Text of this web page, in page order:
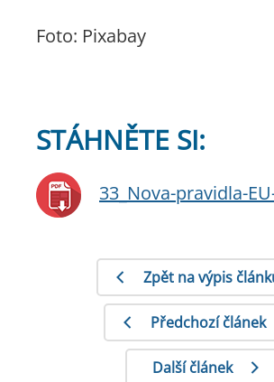
Foto: Pixabay
STÁHNĚTE SI:
33_Nova-pravidla-EU-pro-UAS-podrobnejsi-
Zpět na výpis
Předchozí článek
Další článek